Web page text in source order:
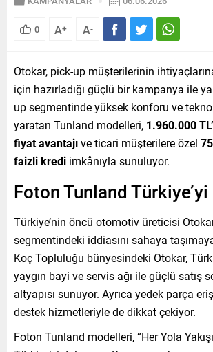
0 A+ A-
Otokar, pick-up müşterilerinin
için hazırladığı güçlü bir kampanya ile
up segmentinde yüksek konforu ve
yaratan Tunland modelleri, 1.960.000
fiyat avantajıve ticari müşterilere özel
faizli kredi imkânıyla sunuluyor.
Foton Tunland Türkiye’yi
Türkiye’nin öncü otomotiv üreticisi
segmentindeki iddiasını sahaya
Koç Topluluğu bünyesindeki Otokar,
yaygın bayi ve servis ağı ile güçlü satış
altyapısı sunuyor. Ayrıca yedek parça
destek hizmetleriyle de dikkat çekiyor.
Foton Tunland modelleri, “Her Yola